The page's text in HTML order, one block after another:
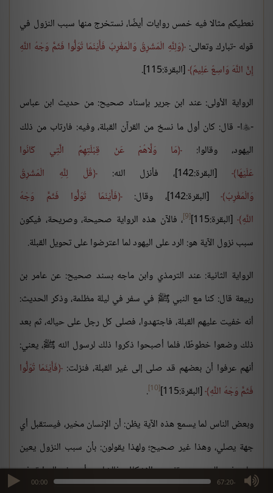
00:00 -67:20
max volume
نعطيكم مثالا فيه خمس روايات أيضًا، نستخرج منها سبب النزول في
قوله -تبارك وتعالى: وَلِلَّهِ الْمَشْرِقُ وَالْمَغْرِبُ فَأَيْنَمَا تُوَلُّوا فَثَمَّ وَجْهُ اللَّهِ
إِنَّ اللَّهَ وَاسِعٌ عَلِيمٌ [البقرة:115].
الرواية الأولى: عند ابن جرير بإسناد صحيح: من حديث ابن عباس
-
ا- قال: كان أول ما نسخ من القرآن القبلة، وفيه: فارتاب من ذلك
اليهود، وقالوا:
مَا وَلَّاهُمْ عَنْ قِبْلَتِهِمُ الَّتِي كَانُوا
عَلَيْهَا [البقرة:142]، فأنزل الله:
قُلْ لِلَّهِ الْمَشْرِقُ
وَالْمَغْرِبُ
[البقرة:142]، وقال:
فَأَيْنَمَا تُوَلُّوا فَثَمَّ وَجْهُ
اللَّهِ [البقرة:115] [9] ، فالآن هذه الرواية صحيحة، وصريحة، فيكون
سبب نزول الآية هو: الرد على اليهود لما اعترضوا على تحويل القبلة.
الرواية الثانية: عند الترمذي وابن ماجه بسند صحيح: عن عامر بن
ربيعة قال: كنا مع النبي ﷺ في سفر في ليلة مظلمة، وذكر الحديث:
أنه خفيت عليهم القبلة، فاجتهدوا، فصلى كل رجل على حياله، ثم بعد
ذلك وضعوا خطوطًا، فلما أصبحوا ذكروا ذلك لرسول الله ﷺ، يعني:
أنهم عرفوا أن بعضهم قد صلى إلى غير القبلة، فنزلت: فَأَيْنَمَا تُوَلُّوا
فَثَمَّ وَجْهُ اللَّهِ [البقرة:115] [10]
.
وبعض الناس لما يسمع هذه الآية يظن: أن الإنسان مخير، فيستقبل أي
جهة يصلي، وهذا غير صحيح؛ ولهذا يقولون: بأن سبب النزول يعين
على فهم المعنى، ويرتفع به الإشكال، فالشاهد: أن هذه الرواية في